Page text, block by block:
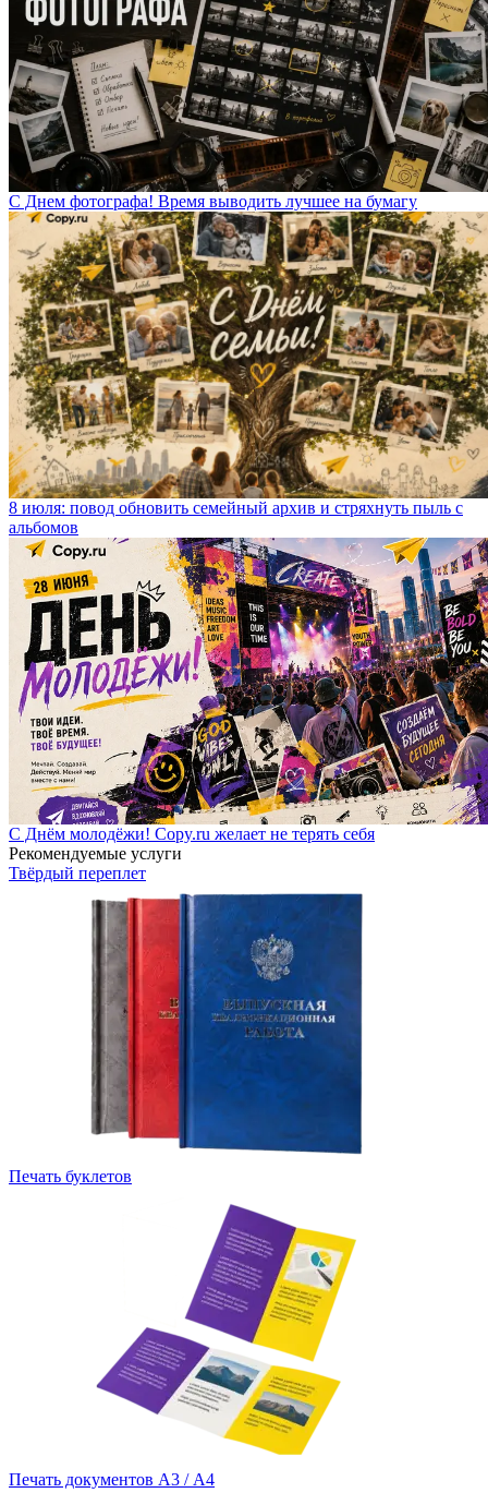
С Днем фотографа! Время выводить лучшее на бумагу
8 июля: повод обновить семейный архив и стряхнуть пыль с
альбомов
С Днём молодёжи! Copy.ru желает не терять себя
Рекомендуемые услуги
Твёрдый переплет
Печать буклетов
Печать документов А3 / А4